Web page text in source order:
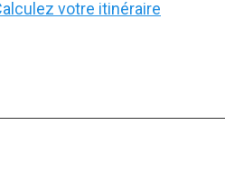
votre itinéraire